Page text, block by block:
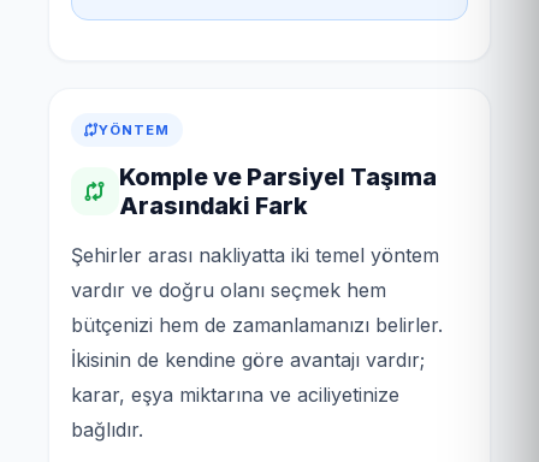
YÖNTEM
Komple ve Parsiyel Taşıma
Arasındaki Fark
Şehirler arası nakliyatta iki temel yöntem
vardır ve doğru olanı seçmek hem
bütçenizi hem de zamanlamanızı belirler.
İkisinin de kendine göre avantajı vardır;
karar, eşya miktarına ve aciliyetinize
bağlıdır.